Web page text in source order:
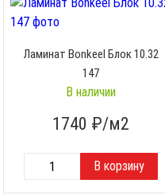
Ламинат Bonkeel Блок 10.32
147
В наличии
1740 ₽/м2